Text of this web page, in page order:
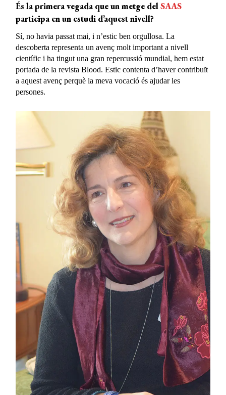
És la primera vegada que un metge delSAAS
participa en un estudi d’aquest nivell?
Sí, no havia passat mai, i n’estic ben orgullosa. La
descoberta representa un avenç molt important a nivell
científic i ha tingut una gran repercussió mundial, hem estat
portada de la revista Blood. Estic contenta d’haver contribuït
a aquest avenç perquè la meva vocació és ajudar les
persones.